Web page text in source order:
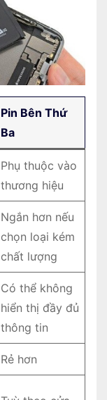
Pin Bên Thứ
Ba
Phụ thuộc vào
thương hiệu
Ngắn hơn nếu
chọn loại kém
chất lượng
Có thể không
hiển thị đầy đủ
thông tin
Rẻ hơn